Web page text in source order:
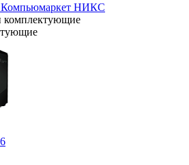
Компьюмаркет НИКС